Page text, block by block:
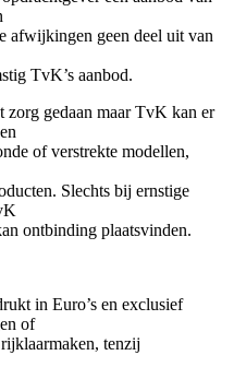
afwijkingen geen deel uit van
TvK’s aanbod.
gedaan maar TvK kan er
of verstrekte modellen,
Slechts bij ernstige
ontbinding plaatsvinden.
in Euro’s en exclusief
of
tenzij